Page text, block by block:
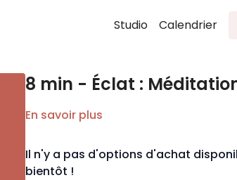
Studio Calendrier
8 min - Éclat :
En savoir plus
Il n'y a pas d'options d'achat
bientôt !